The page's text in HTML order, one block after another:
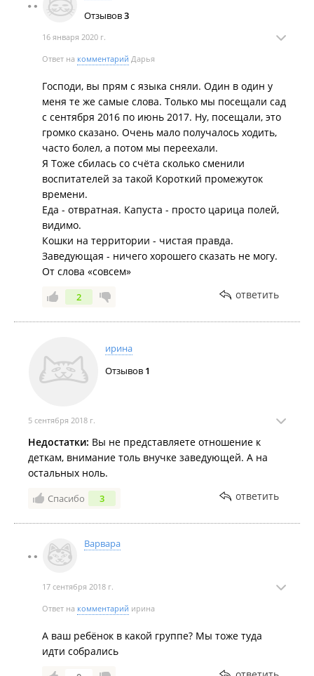
Отзывов3
16 января 2020 г.
Ответ на комментарий Дарья
Господи, вы прям с языка сняли. Один в один у
меня те же самые слова. Только мы посещали сад
с сентября 2016 по июнь 2017. Ну, посещали, это
громко сказано. Очень мало получалось ходить,
часто болел, а потом мы переехали.
Я Тоже сбилась со счёта сколько сменили
воспитателей за такой Короткий промежуток
времени.
Еда - отвратная. Капуста - просто царица полей,
видимо.
Кошки на территории - чистая правда.
Заведующая - ничего хорошего сказать не могу.
От слова «совсем»
2 ответить
ирина
Отзывов 1
5 сентября 2018 г.
Недостатки: Вы не представляете отношение к
деткам, внимание толь внучке заведующей. А на
остальных ноль.
Спасибо 3 ответить
Варвара
17 сентября 2018 г.
Ответ на комментарий ирина
А ваш ребёнок в какой группе? Мы тоже туда
идти собрались